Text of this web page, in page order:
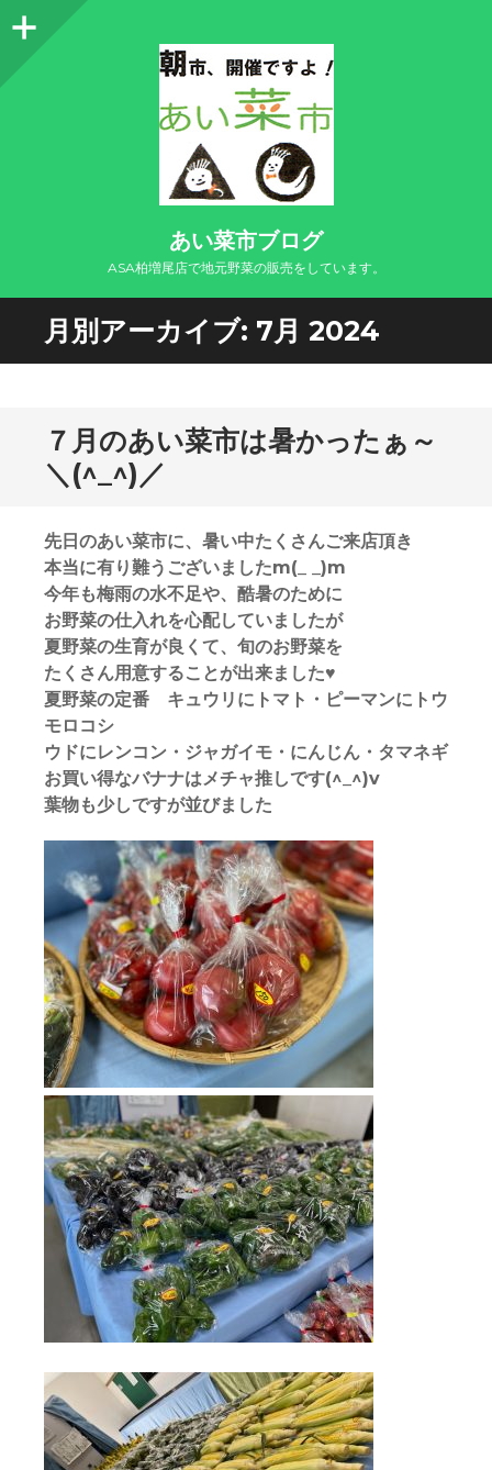
あい菜市ブログ
ASA柏増尾店で地元野菜の販売をしています。
月別アーカイブ: 7月 2024
７月のあい菜市は暑かったぁ～
＼(^_^)／
先日のあい菜市に、暑い中たくさんご来店頂き
本当に有り難うございましたm(_ _)m
今年も梅雨の水不足や、酷暑のために
お野菜の仕入れを心配していましたが
夏野菜の生育が良くて、旬のお野菜を
たくさん用意することが出来ました♥
夏野菜の定番 キュウリにトマト・ピーマンにトウ
モロコシ
ウドにレンコン・ジャガイモ・にんじん・タマネギ
お買い得なバナナはメチャ推しです(^_^)v
葉物も少しですが並びました